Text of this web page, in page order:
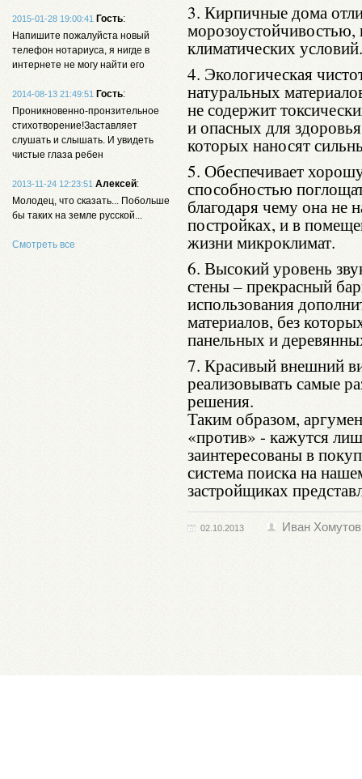
2015-01-28 19:00:41 Гость:
Напишите пожалуйста новый
телефон нотариуса, я нигде в
интернете не могу найти его
2014-08-13 21:49:51 Гость:
Проникновенно-пронзительное
стихотворение!Заставляет
слушать и слышать. И увидеть
чистые глаза ребен
2013-11-24 12:23:51 Алексей:
Молодец, что сказать... Побольше
бы таких на земле русской...
Смотреть все
3. Кирпичные дома
климатических условий.
4. Экологическая
натуральных
не содержит
и опасных для
которых наносят
5. Обеспечивает
способностью
благодаря чему она не
постройках, и в
жизни микроклимат.
6. Высокий уровень
стены – прекрасный
использования
материалов, без
панельных и
7. Красивый внешний
реализовывать самые
решения.
Таким образом,
«против» - кажутся
заинтересованы в
система поиска на
застройщиках
02.10.2013 Иван Хомутов